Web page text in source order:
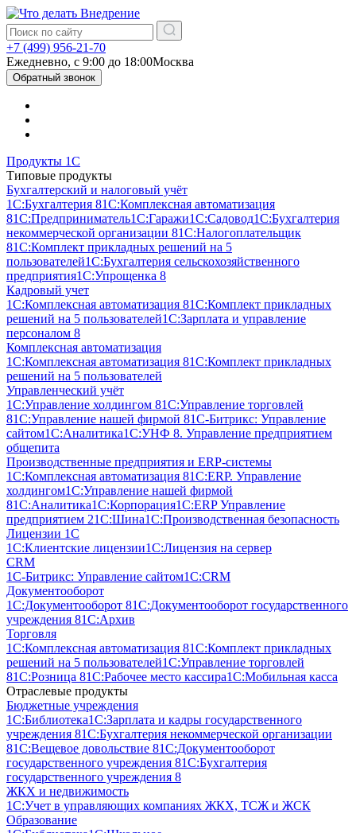
+7 (499) 956-21-70
Ежедневно, c 9:00 до 18:00Москва
Обратный звонок
Продукты 1С
Типовые продукты
Бухгалтерский и налоговый учёт
1С:Бухгалтерия 81С:Комплексная автоматизация
81С:Предприниматель1С:Гаражи1С:Садовод1С:Бухгалтерия
некоммерческой организации 81С:Налогоплательщик
81С:Комплект прикладных решений на 5
пользователей1С:Бухгалтерия сельскохозяйственного
предприятия1С:Упрощенка 8
Кадровый учет
1С:Комплексная автоматизация 81С:Комплект прикладных
решений на 5 пользователей1С:Зарплата и управление
персоналом 8
Комплексная автоматизация
1С:Комплексная автоматизация 81С:Комплект прикладных
решений на 5 пользователей
Управленческий учёт
1С:Управление холдингом 81С:Управление торговлей
81С:Управление нашей фирмой 81С-Битрикс: Управление
сайтом1С:Аналитика1С:УНФ 8. Управление предприятием
общепита
Производственные предприятия и ERP-системы
1С:Комплексная автоматизация 81С:ERP. Управление
холдингом1С:Управление нашей фирмой
81С:Аналитика1С:Корпорация1С:ERP Управление
предприятием 21С:Шина1С:Производственная безопасность
Лицензии 1С
1С:Клиентские лицензии1С:Лицензия на сервер
CRM
1С-Битрикс: Управление сайтом1С:CRM
Документооборот
1С:Документооборот 81С:Документооборот государственного
учреждения 81С:Архив
Торговля
1С:Комплексная автоматизация 81С:Комплект прикладных
решений на 5 пользователей1С:Управление торговлей
81С:Розница 81С:Рабочее место кассира1С:Мобильная касса
Отраслевые продукты
Бюджетные учреждения
1С:Библиотека1С:Зарплата и кадры государственного
учреждения 81С:Бухгалтерия некоммерческой организации
81С:Вещевое довольствие 81С:Документооборот
государственного учреждения 81С:Бухгалтерия
государственного учреждения 8
ЖКХ и недвижимость
1С:Учет в управляющих компаниях ЖКХ, ТСЖ и ЖСК
Образование